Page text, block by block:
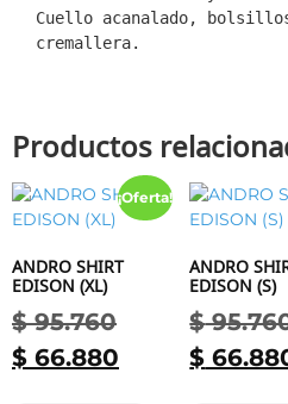
Cuello acanalado,
cremallera.
Productos
¡Oferta!
ANDRO SHIRT
EDISON (XL)
$95.760
$ 66.880
ANDRO
EDISON (S)
$
$